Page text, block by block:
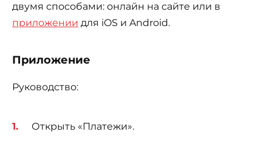
двумя способами: онлайн на сайте или в
приложении для iOS и Android.
Приложение
Руководство:
Открыть «Платежи».